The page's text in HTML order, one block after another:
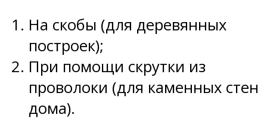
На скобы (для деревянных
построек);
При помощи скрутки из
проволоки (для каменных стен
дома).